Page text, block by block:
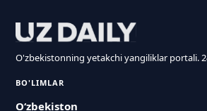
O'zbekistonning yetakchi yangiliklar portali.
BO'LIMLAR
O‘zbekiston